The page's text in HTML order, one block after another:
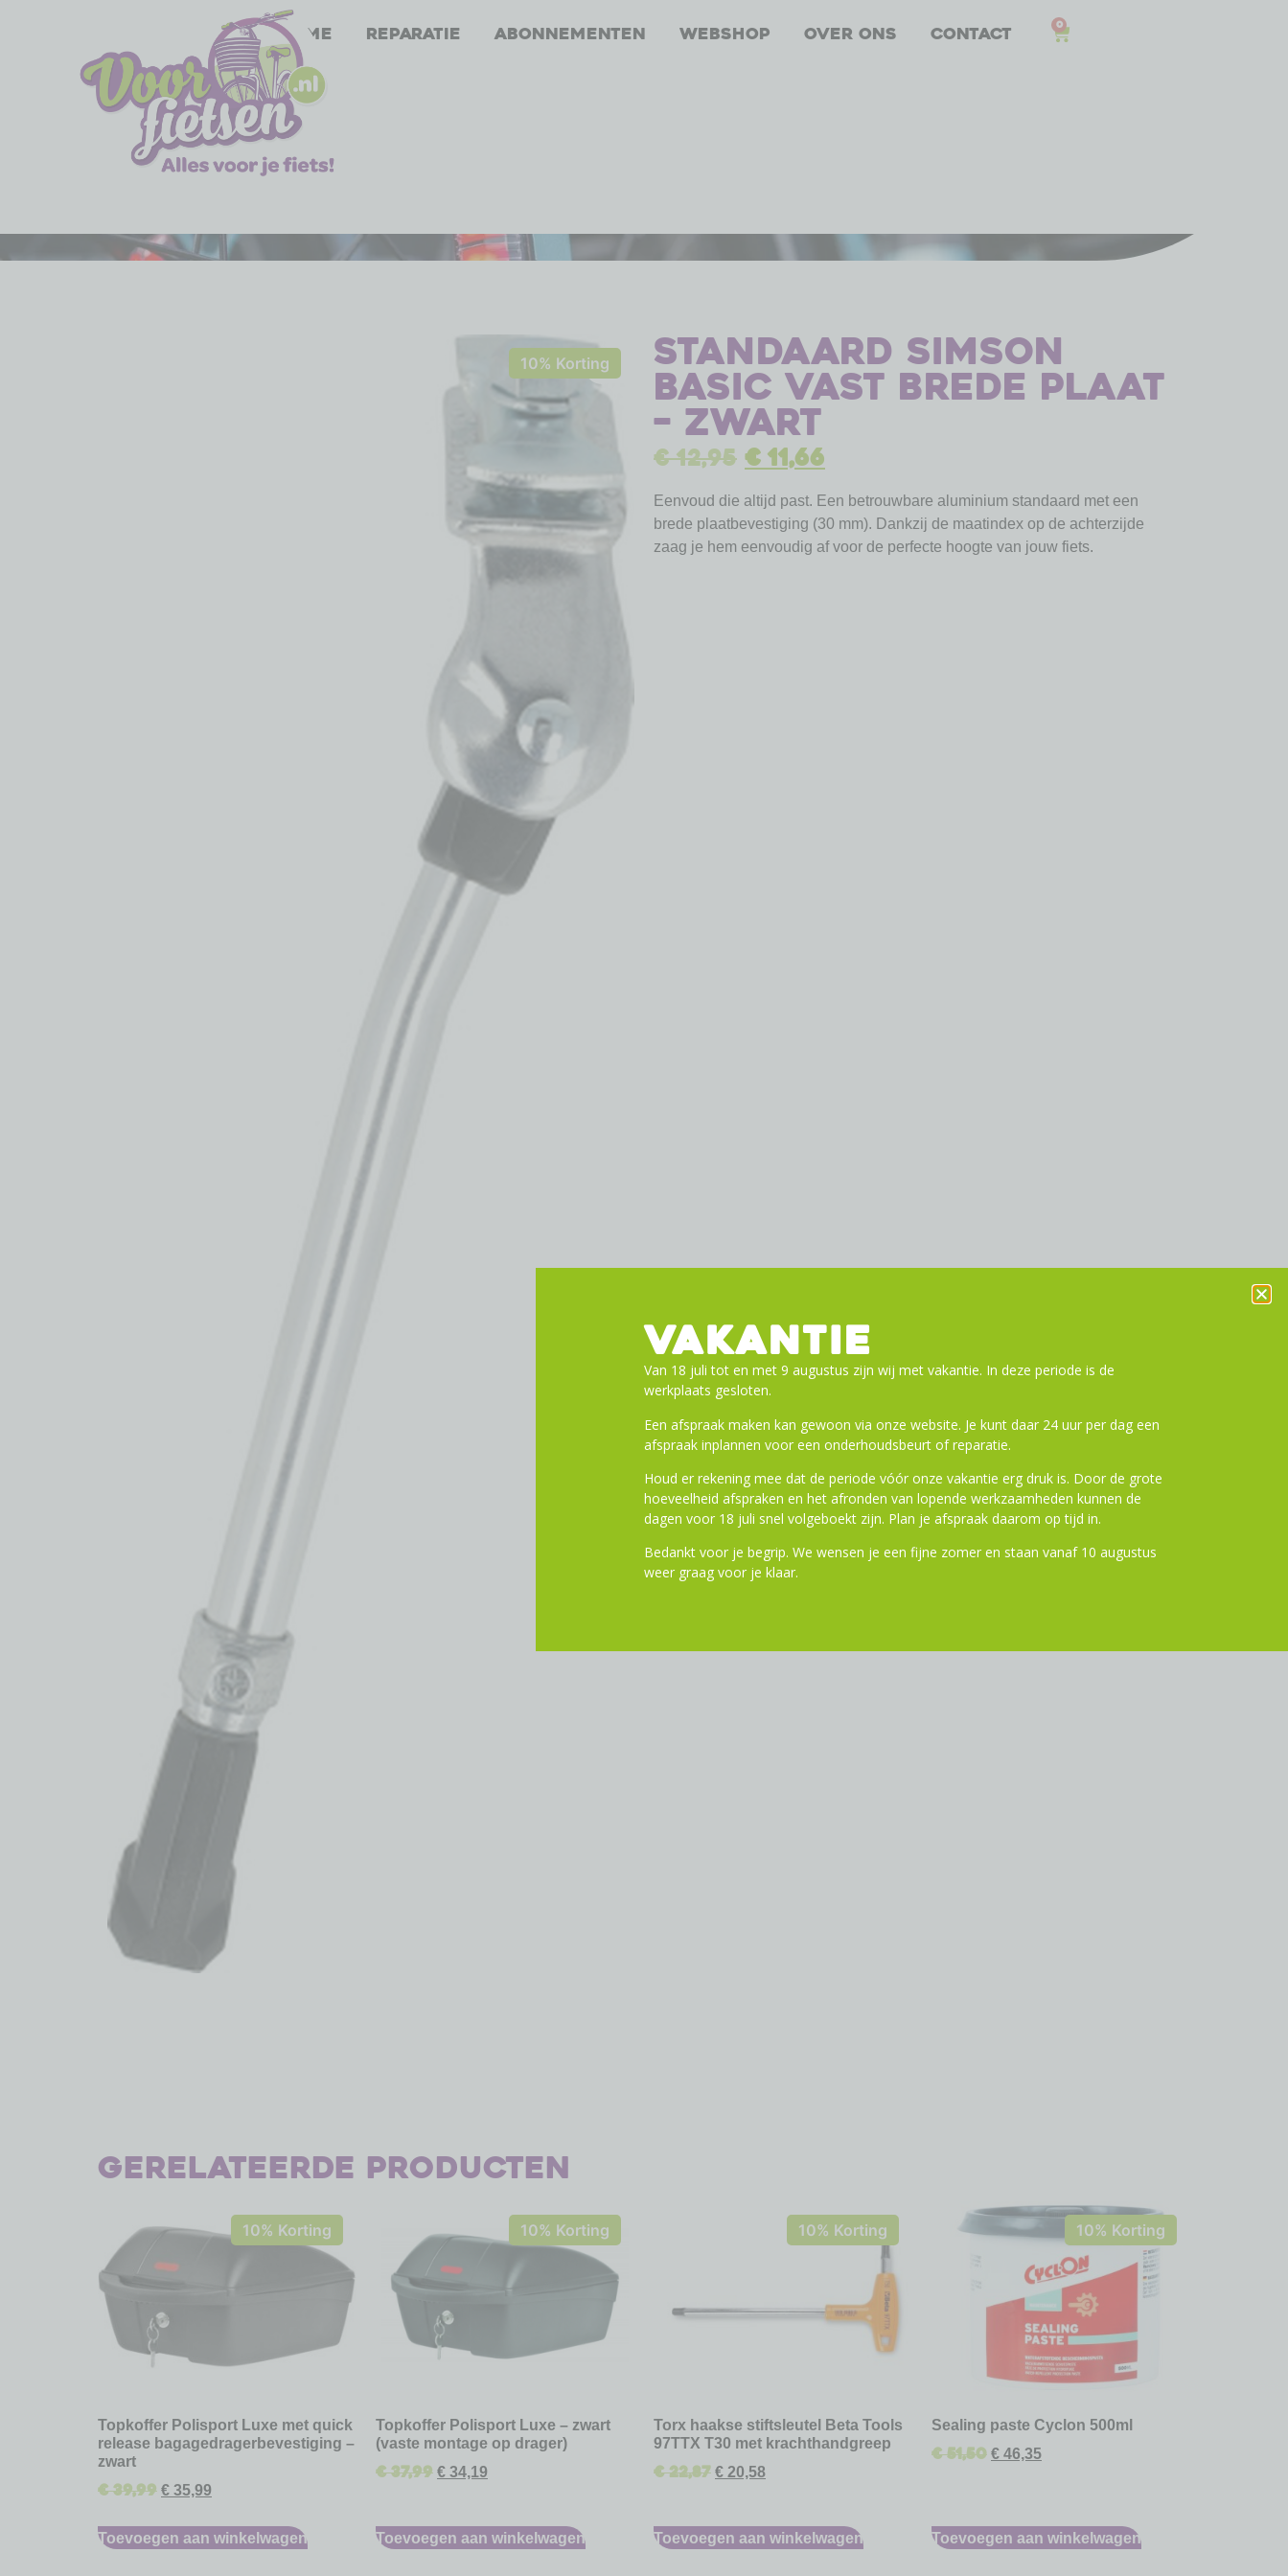
Home Reparatie Abonnementen Webshop Over ons Contact 0
10% Korting Standaard Simson
Basic vast brede plaat
– zwart
€12,95 €11,66
Eenvoud die altijd past. Een betrouwbare aluminium standaard met een
brede plaatbevestiging (30 mm). Dankzij de maatindex op de achterzijde
zaag je hem eenvoudig af voor de perfecte hoogte van jouw fiets.
Gerelateerde producten
10% Korting
Topkoffer Polisport Luxe met quick
release bagagedragerbevestiging –
zwart
€39,99 € 35,99
Toevoegen aan winkelwagen
10% Korting
Topkoffer Polisport Luxe – zwart
(vaste montage op drager)
€37,99 € 34,19
Toevoegen aan winkelwagen
10% Korting
Torx haakse stiftsleutel Beta Tools
97TTX T30 met krachthandgreep
€22,87 € 20,58
Toevoegen aan winkelwagen
10% Korting
Sealing paste Cyclon 500ml
€51,50 € 46,35
Toevoegen aan winkelwagen
VAKANTIE
Van 18 juli tot en met 9 augustus zijn wij met vakantie. In deze periode is de
werkplaats gesloten.
Een afspraak maken kan gewoon via onze website. Je kunt daar 24 uur per dag een
afspraak inplannen voor een onderhoudsbeurt of reparatie.
Houd er rekening mee dat de periode vóór onze vakantie erg druk is. Door de grote
hoeveelheid afspraken en het afronden van lopende werkzaamheden kunnen de
dagen voor 18 juli snel volgeboekt zijn. Plan je afspraak daarom op tijd in.
Bedankt voor je begrip. We wensen je een fijne zomer en staan vanaf 10 augustus
weer graag voor je klaar.